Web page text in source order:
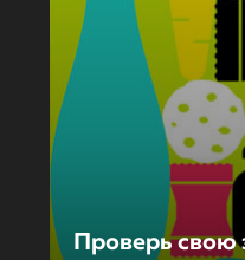
Проверь свою